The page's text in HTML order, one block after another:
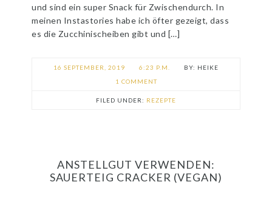
und sind ein super Snack für Zwischendurch. In
meinen Instastories habe ich öfter gezeigt, dass
es die Zucchinischeiben gibt und […]
16 SEPTEMBER, 2019 6:23 P.M.
HEIKE
1 COMMENT
FILED UNDER: REZEPTE
ANSTELLGUT VERWENDEN:
SAUERTEIG CRACKER (VEGAN)